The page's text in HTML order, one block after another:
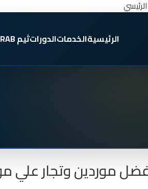
الرئيسيةالخدماتالدوراتثيم ECOMARAB
موردين وتجار